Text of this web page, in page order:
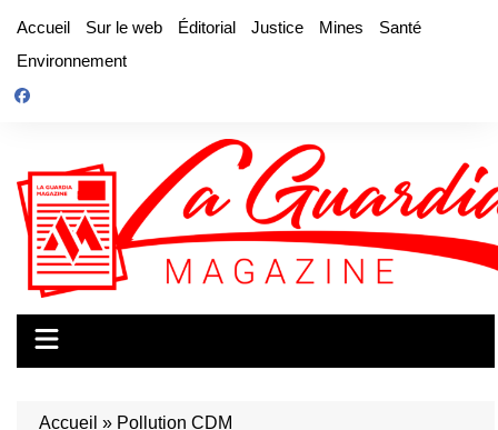
contenu
Accueil Sur le web Éditorial Justice Mines
Santé
Environnement
Accueil » Pollution CDM